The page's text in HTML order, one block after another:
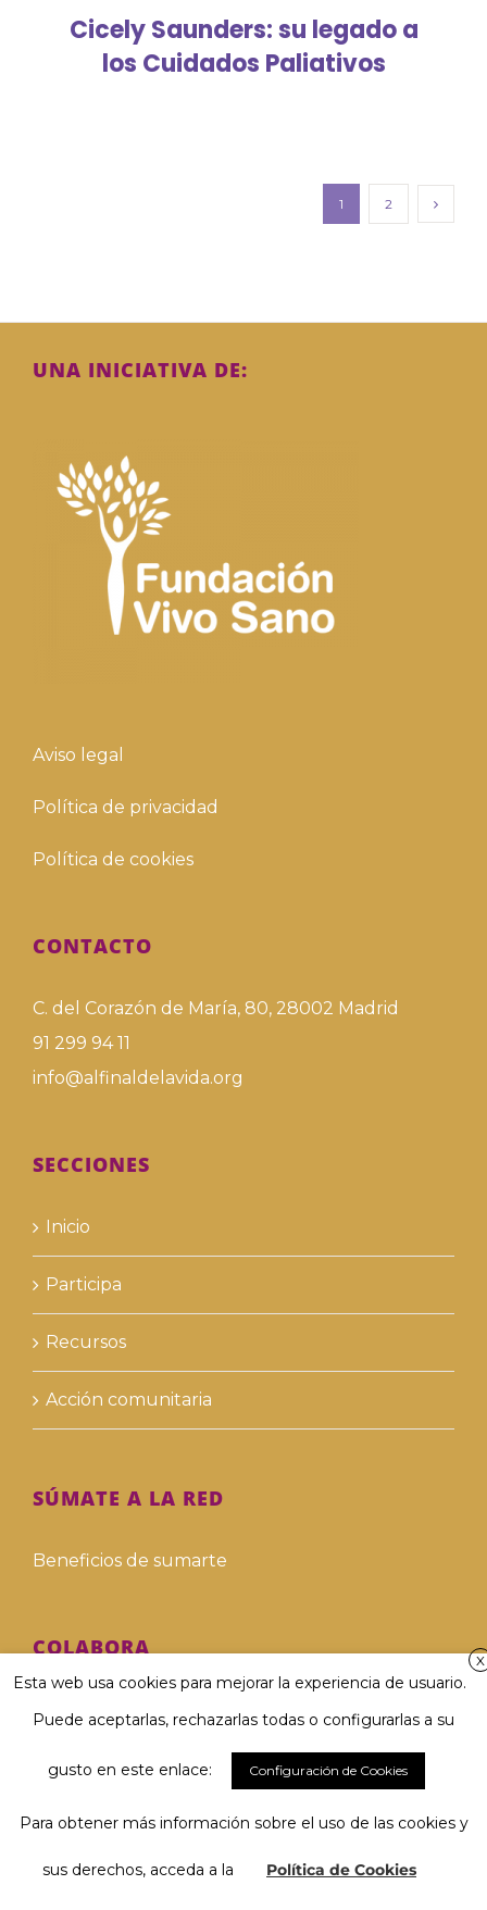
Cicely Saunders: su legado a
los Cuidados Paliativos
1 2
UNA INICIATIVA DE:
Aviso legal
Política de privacidad
Política de cookies
CONTACTO
C. del Corazón de María, 80, 28002 Madrid
91 299 94 11
info@alfinaldelavida.org
SECCIONES
Inicio
Participa
Recursos
Acción comunitaria
SÚMATE A LA RED
Beneficios de sumarte
COLABORA
Hazte voluntari@
Hazte donante
Involucra a tu empresa
Deja tu legado solidario
X
Esta web usa cookies para mejorar la experiencia de usuario.
Puede aceptarlas, rechazarlas todas o configurarlas a su
gusto en este enlace: Configuración de Cookies
Para obtener más información sobre el uso de las cookies y
sus derechos, acceda a la Política de Cookies
Hablar y ser comprendido/a...